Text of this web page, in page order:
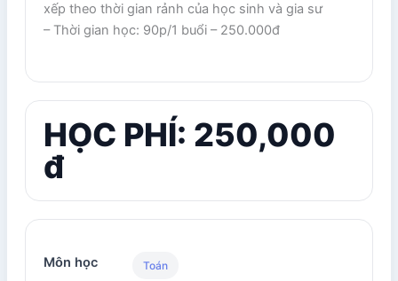
xếp theo thời gian rảnh của học sinh và gia sư
– Thời gian học: 90p/1 buổi – 250.000đ
HỌC PHÍ: 250,000
đ
Môn học Toán